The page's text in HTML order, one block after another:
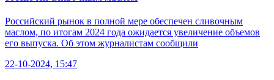
Российский рынок в полной мере обеспечен сливочным
маслом, по итогам 2024 года ожидается увеличение объемов
его выпуска. Об этом журналистам сообщили
22-10-2024, 15:47